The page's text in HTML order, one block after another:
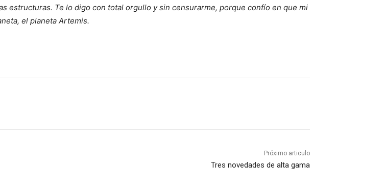
estructuras. Te lo digo con total orgullo y sin censurarme, porque confío en que mi
el planeta Artemis.
Próximo articulo
Tres novedades de alta gama